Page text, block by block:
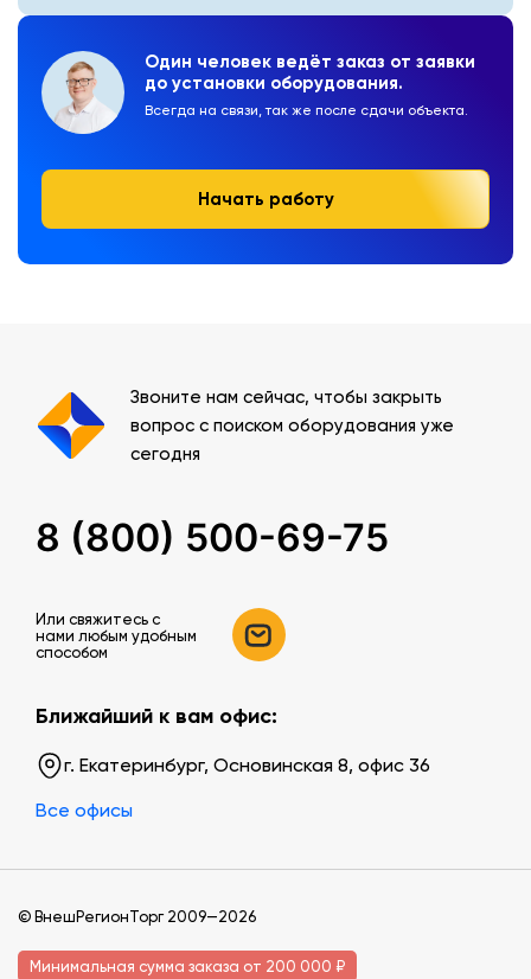
Один человек ведёт заказ от заявки
до установки оборудования.
Всегда на связи, так же после сдачи объекта.
Начать работу
Звоните нам сейчас, чтобы закрыть
вопрос с поиском оборудования уже
сегодня
8 (800) 500-69-75
Или свяжитесь c
нами любым удобным
способом
Ближайший к вам офис:
г. Екатеринбург, Основинская 8, офис 36
Все офисы
© ВнешРегионТорг 2009—2026
Минимальная сумма заказа от 200 000 ₽